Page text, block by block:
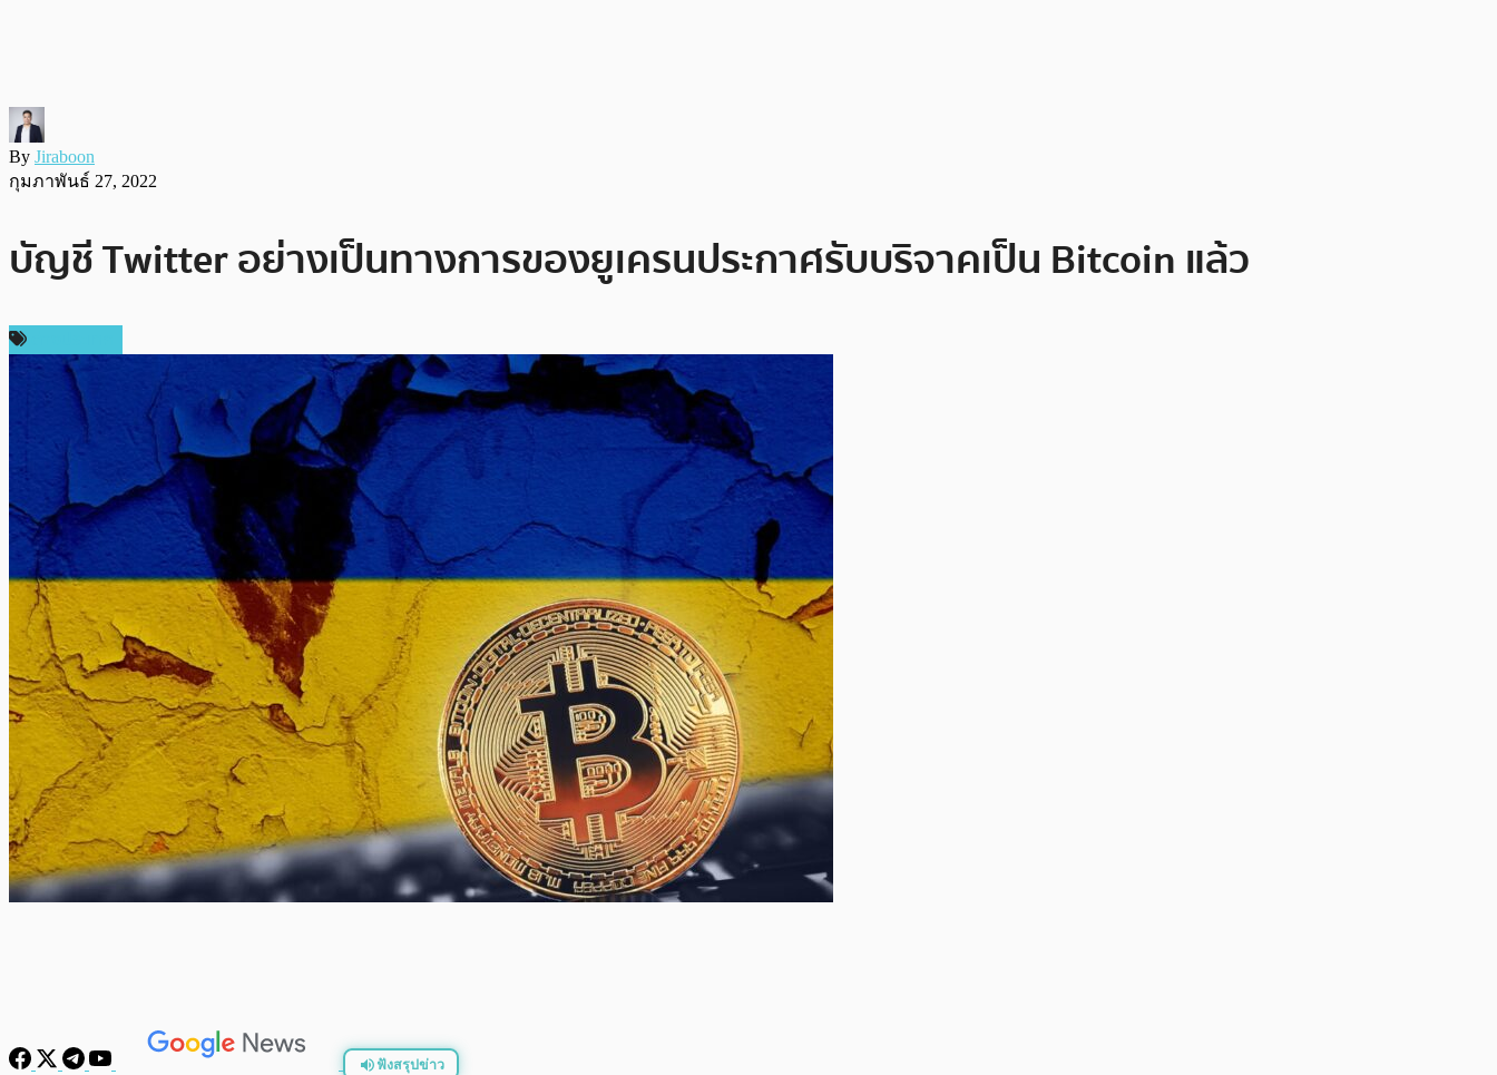
By Jiraboon
กุมภาพันธ์ 27, 2022
บัญชี Twitter อย่างเป็นทางการของยูเครนประกาศรับบริจาคเป็น Bitcoin แล้ว
ฟังสรุปข่าว